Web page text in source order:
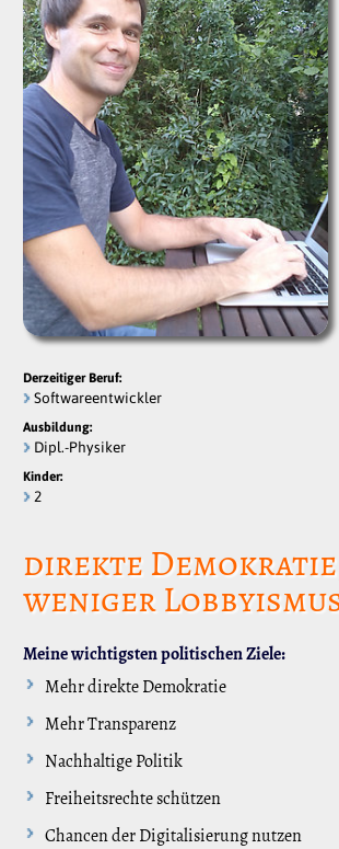
Derzeitiger Beruf:
Softwareentwickler
Ausbildung:
Dipl.-Physiker
Kinder:
2
direkte
weniger
Meine wichtigsten politischen Ziele:
Mehr direkte Demokratie
Mehr Transparenz
Nachhaltige Politik
Freiheitsrechte schützen
Chancen der Digitalisierung nutzen